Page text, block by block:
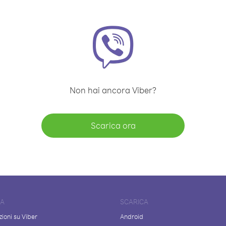
Non hai ancora Viber?
Scarica ora
su Viber
SCARICA
Android